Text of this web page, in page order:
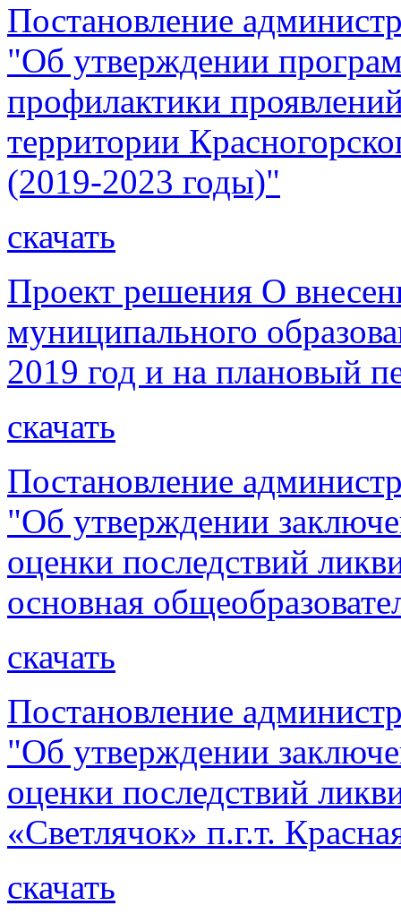
Постановление
"Об утверждении
профилактики
территории
(2019-2023 годы)"
скачать
Проект решения О
муниципального
2019 год и на плановый
скачать
Постановление
"Об утверждении
оценки последствий
основная
скачать
Постановление
"Об утверждении
оценки последствий
«Светлячок» п.г.т.
скачать